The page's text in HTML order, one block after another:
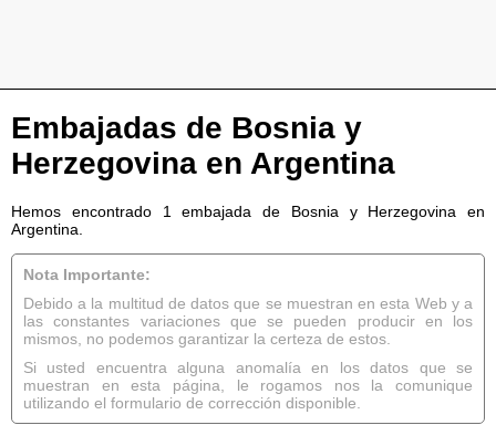
Embajadas de Bosnia y
Herzegovina en Argentina
Hemos encontrado 1 embajada de Bosnia y Herzegovina en
Argentina.
Nota Importante:
Debido a la multitud de datos que se muestran en esta Web y a
las constantes variaciones que se pueden producir en los
mismos, no podemos garantizar la certeza de estos.
Si usted encuentra alguna anomalía en los datos que se
muestran en esta página, le rogamos nos la comunique
utilizando el formulario de corrección disponible.